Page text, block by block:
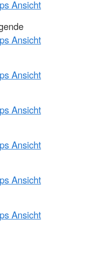
Ansicht
Ansicht
Ansicht
Ansicht
Ansicht
Ansicht
Ansicht